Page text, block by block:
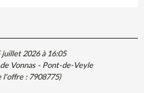
2026 à 16:05
Vonnas - Pont-de-Veyle
l'offre :7908775)